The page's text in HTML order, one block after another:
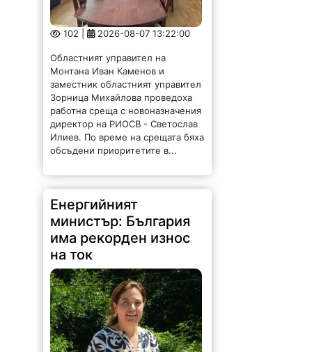
102 | 2026-08-07 13:22:00
Областният управител на
Монтана Иван Каменов и
заместник областният управител
Зорница Михайлова проведоха
работна среща с новоназначения
директор на РИОСВ - Светослав
Илиев. По време на срещата бяха
обсъдени приоритетите в...
Енергийният
министър: България
има рекорден износ
на ток